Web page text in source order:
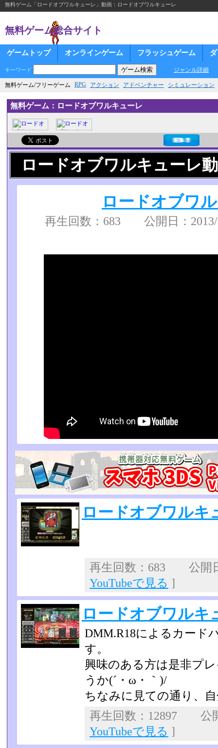
無料ゲーム「ロードオブワルキューレ」動画：ロードオブワルキューレ
無料ゲーム総合サイト
ゲームトップ オンラインゲーム フラッシュゲーム
キーワード ジャンル詳細
無料ゲーム/フリーゲーム RPG アクション アドベンチャー シミュレーション
無料ゲーム：ロードオブワルキューレ
ロードオブワルキューレ
ロードオブワ
再生回数：683 公開日：
ロードオブワルキ
再生回数：683 公開
YouTubeで見る ]
ロードオブワルキ
DMM.R18によるカード
す。
興味のある方は是非プ
うか(´・ω・｀)/
ちなみに見ての通り、
再生回数：12897 公
YouTubeで見る ]